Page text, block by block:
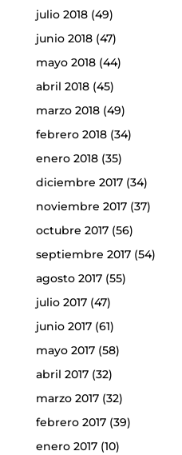
julio 2018(49)
junio 2018(47)
mayo 2018(44)
abril 2018(45)
marzo 2018(49)
febrero 2018(34)
enero 2018(35)
diciembre 2017(34)
noviembre 2017(37)
octubre 2017(56)
septiembre 2017(54)
agosto 2017(55)
julio 2017(47)
junio 2017(61)
mayo 2017(58)
abril 2017(32)
marzo 2017(32)
febrero 2017(39)
enero 2017(10)